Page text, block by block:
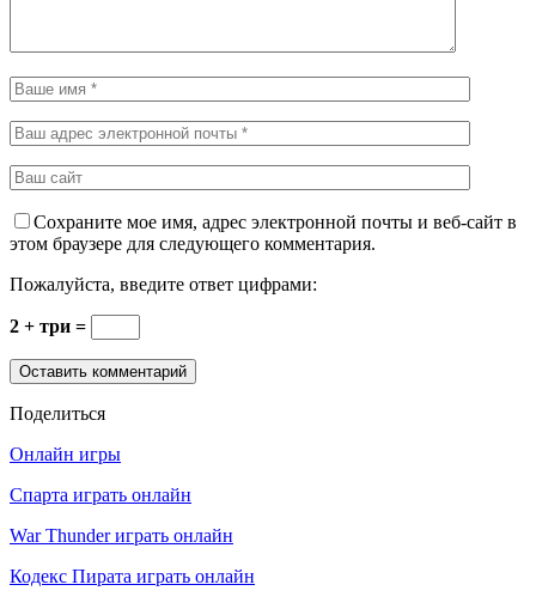
Сохраните мое имя, адрес электронной почты и веб-сайт в
этом браузере для следующего комментария.
Пожалуйста, введите ответ цифрами:
2 + три =
Поделиться
Онлайн игры
Спарта играть онлайн
War Thunder играть онлайн
Кодекс Пирата играть онлайн